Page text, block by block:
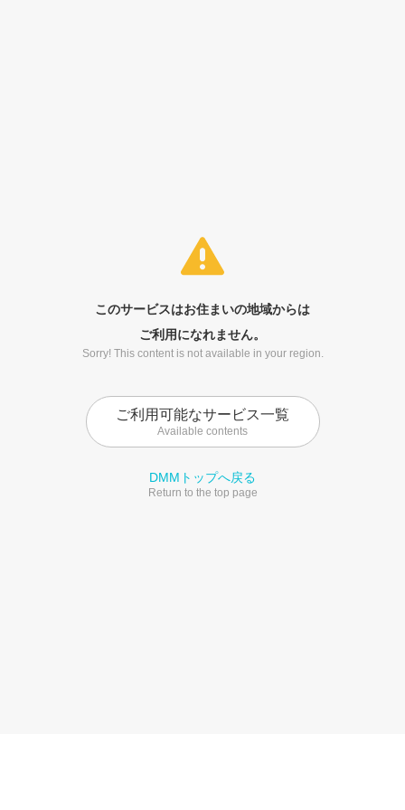
このサービスはお住まいの地域からは
ご利用になれません。
Sorry! This content is not available in your region.
ご利用可能なサービス一覧
Available contents
DMMトップへ戻る
Return to the top page